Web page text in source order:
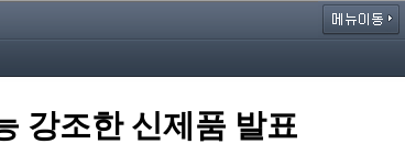
강조한 신제품 발표